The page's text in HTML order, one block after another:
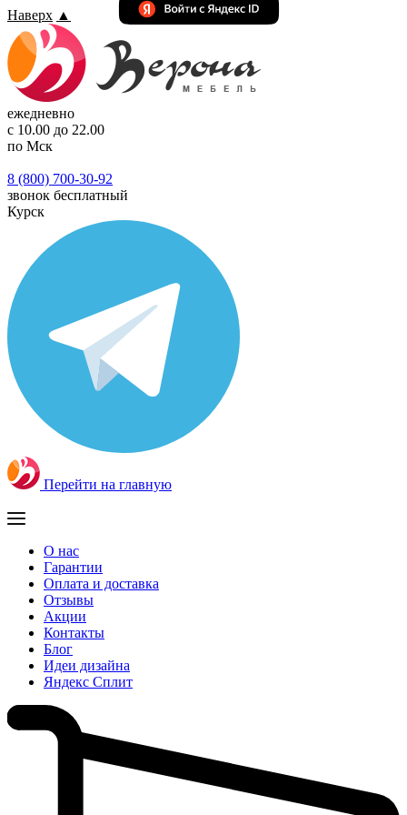
Наверх ▲
ежедневно
с 10.00 до 22.00
по Мск
8 (800) 700-30-92
звонок бесплатный
Курск
Перейти на главную
О нас
Гарантии
Оплата и доставка
Отзывы
Акции
Контакты
Блог
Идеи дизайна
Яндекс Сплит